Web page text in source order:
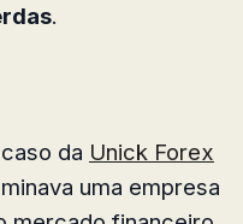
.
da Unick Forex
uma empresa